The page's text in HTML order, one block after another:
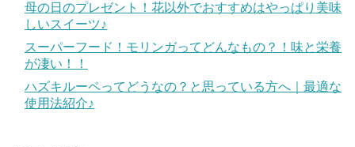
母の日のプレゼント！花以外でおすすめはやっぱり美味
しいスイーツ♪
スーパーフード！モリンガってどんなもの？！味と栄養
が凄い！！
ハズキルーペってどうなの？と思っている方へ｜最適な
使用法紹介♪